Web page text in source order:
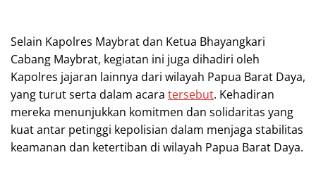
Selain Kapolres Maybrat dan Ketua Bhayangkari
Cabang Maybrat, kegiatan ini juga dihadiri oleh
Kapolres jajaran lainnya dari wilayah Papua Barat Daya,
yang turut serta dalam acara tersebut. Kehadiran
mereka menunjukkan komitmen dan solidaritas yang
kuat antar petinggi kepolisian dalam menjaga stabilitas
keamanan dan ketertiban di wilayah Papua Barat Daya.